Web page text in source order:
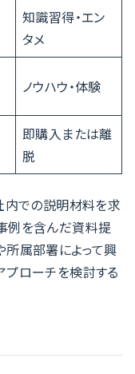
知識習得・エン
タメ
ノウハウ・体験
即購入または離
脱
内での説明材料を求
例を含んだ資料提
所属部署によって興
プローチを検討する